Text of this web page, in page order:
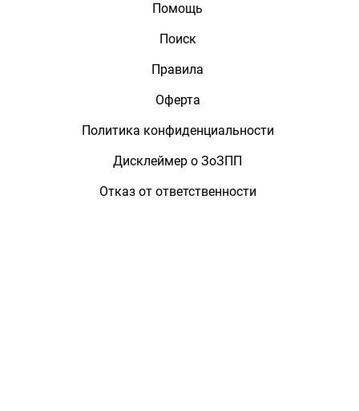
Помощь
Поиск
Правила
Оферта
Политика конфиденциальности
Дисклеймер о ЗоЗПП
Отказ от ответственности